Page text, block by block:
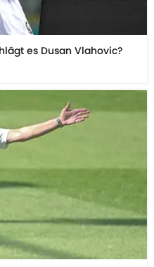
es Dusan Vlahovic?